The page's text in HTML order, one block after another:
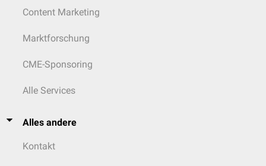
Content Marketing
Marktforschung
CME-Sponsoring
Alle Services
Alles andere
Kontakt